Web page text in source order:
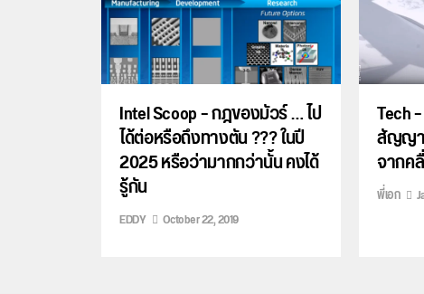
Intel Scoop – กฎของมัวร์ … ไป
ได้ต่อหรือถึงทางตัน ??? ในปี
2025 หรือว่ามากกว่านั้น คงได้
รู้กัน
EDDY October 22, 2019
Tech
สัญญ
จากค
พี่เอก